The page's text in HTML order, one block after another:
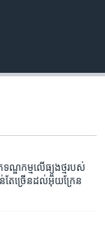
ឌកម្ម​លើ​​ធ្យូង​ថ្ម​របស់​
ន់តែ​ច្រើន​​​ដល់​​អ៊ុយក្រែន​